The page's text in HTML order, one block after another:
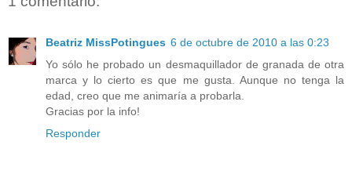
Beatriz MissPotingues 6 de octubre de 2010 a las 0:23
Yo sólo he probado un desmaquillador de granada de otra
marca y lo cierto es que me gusta. Aunque no tenga la
edad, creo que me animaría a probarla.
Gracias por la info!
Responder